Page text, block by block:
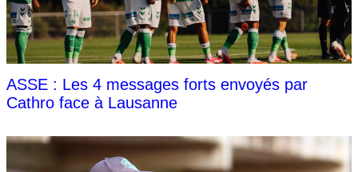
ASSE : Les 4 messages forts envoyés par
Cathro face à Lausanne